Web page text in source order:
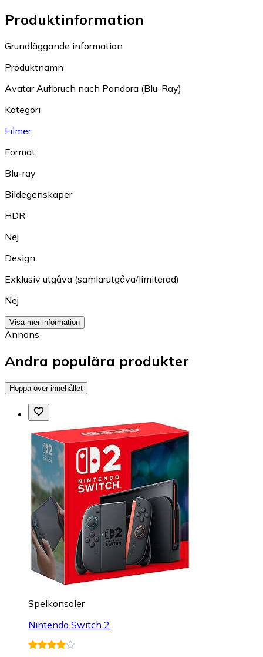
Produktinformation
Grundläggande information
Produktnamn
Avatar Aufbruch nach Pandora (Blu-Ray)
Kategori
Filmer
Format
Blu-ray
Bildegenskaper
HDR
Nej
Design
Exklusiv utgåva (samlarutgåva/limiterad)
Nej
Visa mer information
Annons
Andra populära produkter
Hoppa över innehållet
Spelkonsoler
Nintendo Switch 2